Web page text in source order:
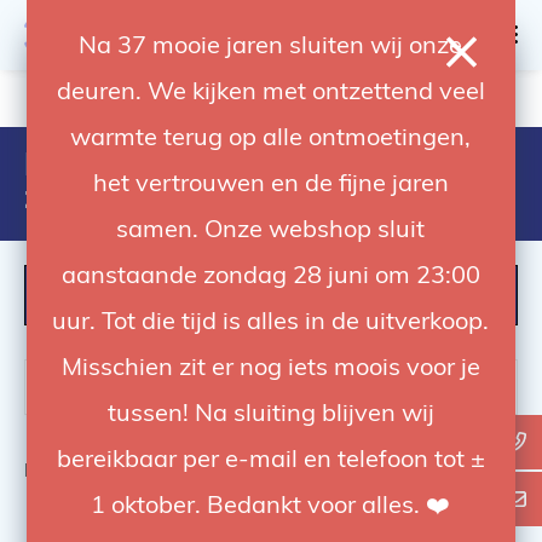
Na 37 mooie jaren sluiten wij onze
deuren. We kijken met ontzettend veel
warmte terug op alle ontmoetingen,
het vertrouwen en de fijne jaren
samen. Onze webshop sluit
aanstaande zondag 28 juni om 23:00
uur. Tot die tijd is alles in de uitverkoop.
Misschien zit er nog iets moois voor je
tussen! Na sluiting blijven wij
bereikbaar per e-mail en telefoon tot ±
1 oktober. Bedankt voor alles. ❤️
4.92 / 5 op trusted shops
Products tagged with aputure
zoom
Bekijk0 van de 0 producten